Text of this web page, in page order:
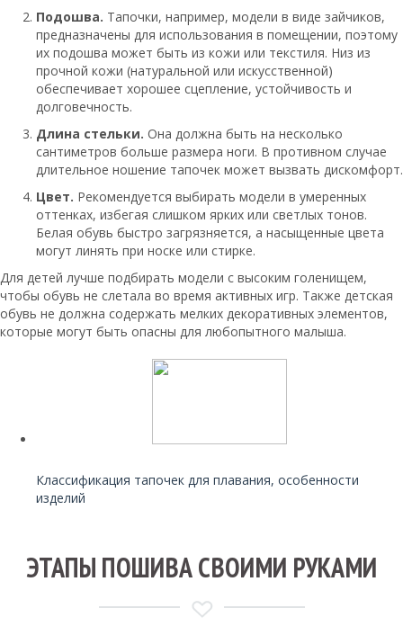
Подошва. Тапочки, например, модели в виде зайчиков,
предназначены для использования в помещении, поэтому
их подошва может быть из кожи или текстиля. Низ из
прочной кожи (натуральной или искусственной)
обеспечивает хорошее сцепление, устойчивость и
долговечность.
Длина стельки. Она должна быть на несколько
сантиметров больше размера ноги. В противном случае
длительное ношение тапочек может вызвать дискомфорт.
Цвет. Рекомендуется выбирать модели в умеренных
оттенках, избегая слишком ярких или светлых тонов.
Белая обувь быстро загрязняется, а насыщенные цвета
могут линять при носке или стирке.
Для детей лучше подбирать модели с высоким голенищем,
чтобы обувь не слетала во время активных игр. Также детская
обувь не должна содержать мелких декоративных элементов,
которые могут быть опасны для любопытного малыша.
Классификация тапочек для плавания, особенности
изделий
ЭТАПЫ ПОШИВА СВОИМИ РУКАМИ